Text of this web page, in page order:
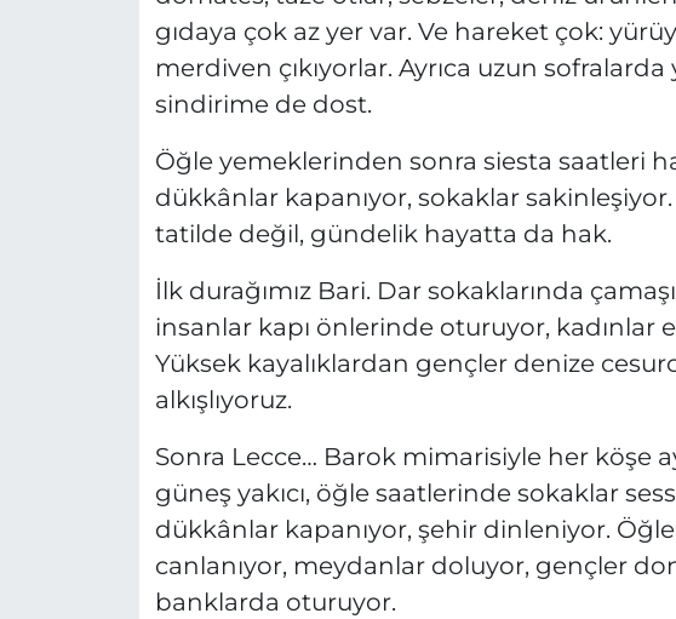
gıdaya çok az yer var. Ve hareket çok:
merdiven çıkıyorlar. Ayrıca uzun
sindirime de dost.
Öğle yemeklerinden sonra siesta saatleri
dükkânlar kapanıyor, sokaklar
tatilde değil, gündelik hayatta da hak.
İlk durağımız Bari. Dar sokaklarında
insanlar kapı önlerinde oturuyor, kadınlar
Yüksek kayalıklardan gençler denize
alkışlıyoruz.
Sonra Lecce… Barok mimarisiyle her köşe
güneş yakıcı, öğle saatlerinde sokaklar
dükkânlar kapanıyor, şehir dinleniyor.
canlanıyor, meydanlar doluyor, gençler
banklarda oturuyor.